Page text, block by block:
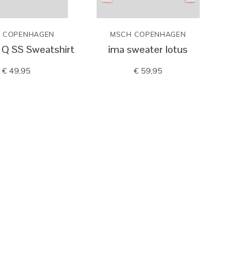
COPENHAGEN
SS Sweatshirt
€ 49,95
MSCH COPENHAGEN
ima sweater lotus
€ 59,95